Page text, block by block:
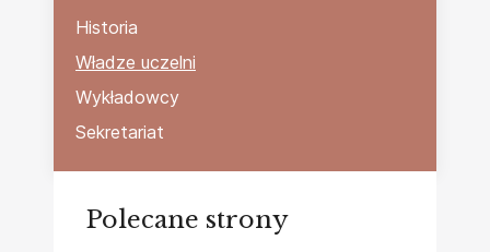
Historia
Władze uczelni
Wykładowcy
Sekretariat
Polecane strony